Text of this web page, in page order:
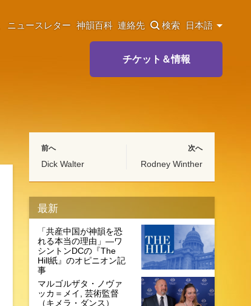
ニュースレター 神韻百科 連絡先 検索 日本語
チケット＆情報
前へ
Dick Walter
次へ
Rodney Winther
最新
「共産中国が神韻を恐
れる本当の理由」―ワ
シントンDCの『The
Hill紙』のオピニオン記
事
マルゴルザタ・ノヴァ
ッカ＝メイ, 芸術監督
（キメラ・ダンス）